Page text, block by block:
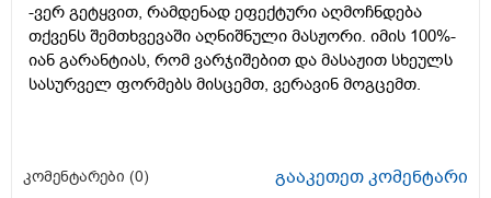
-ვერ გეტყვით, რამდენად ეფექტური აღმოჩნდება
თქვენს შემთხვევაში აღნიშნული მასჟორი. იმის 100%-
იან გარანტიას, რომ ვარჯიშებით და მასაჟით სხეულს
სასურველ ფორმებს მისცემთ, ვერავინ მოგცემთ.
კომენტარები (0) გააკეთეთ კომენტარი